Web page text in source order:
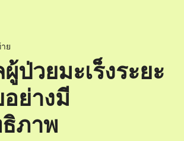
ย
ป่วยมะเร็งระยะ
ย่างมี
ภาพ